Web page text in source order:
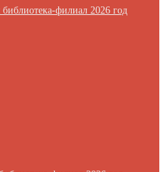
библиотека-филиал 2026 год